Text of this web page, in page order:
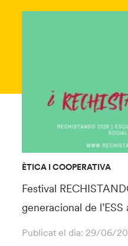
ÈTICA I COOPERATIVA
Festival
generacional de l’ESS
Publicat el dia: 29/06/